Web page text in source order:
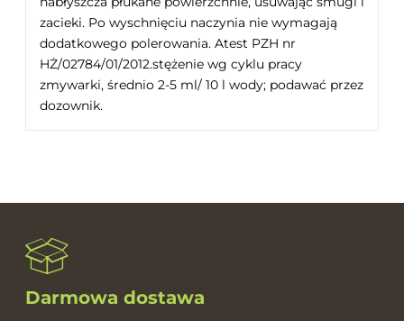
zacieki. Po wyschnięciu naczynia nie wymagają
dodatkowego polerowania. Atest PZH nr
HŻ/02784/01/2012.stężenie wg cyklu pracy
zmywarki, średnio 2-5 ml/ 10 l wody; podawać przez
dozownik.
Darmowa dostawa